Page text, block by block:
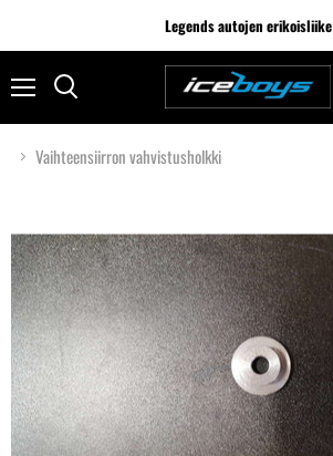
Legends autojen erikoisliike
Vaihteensiirron vahvistusholkki